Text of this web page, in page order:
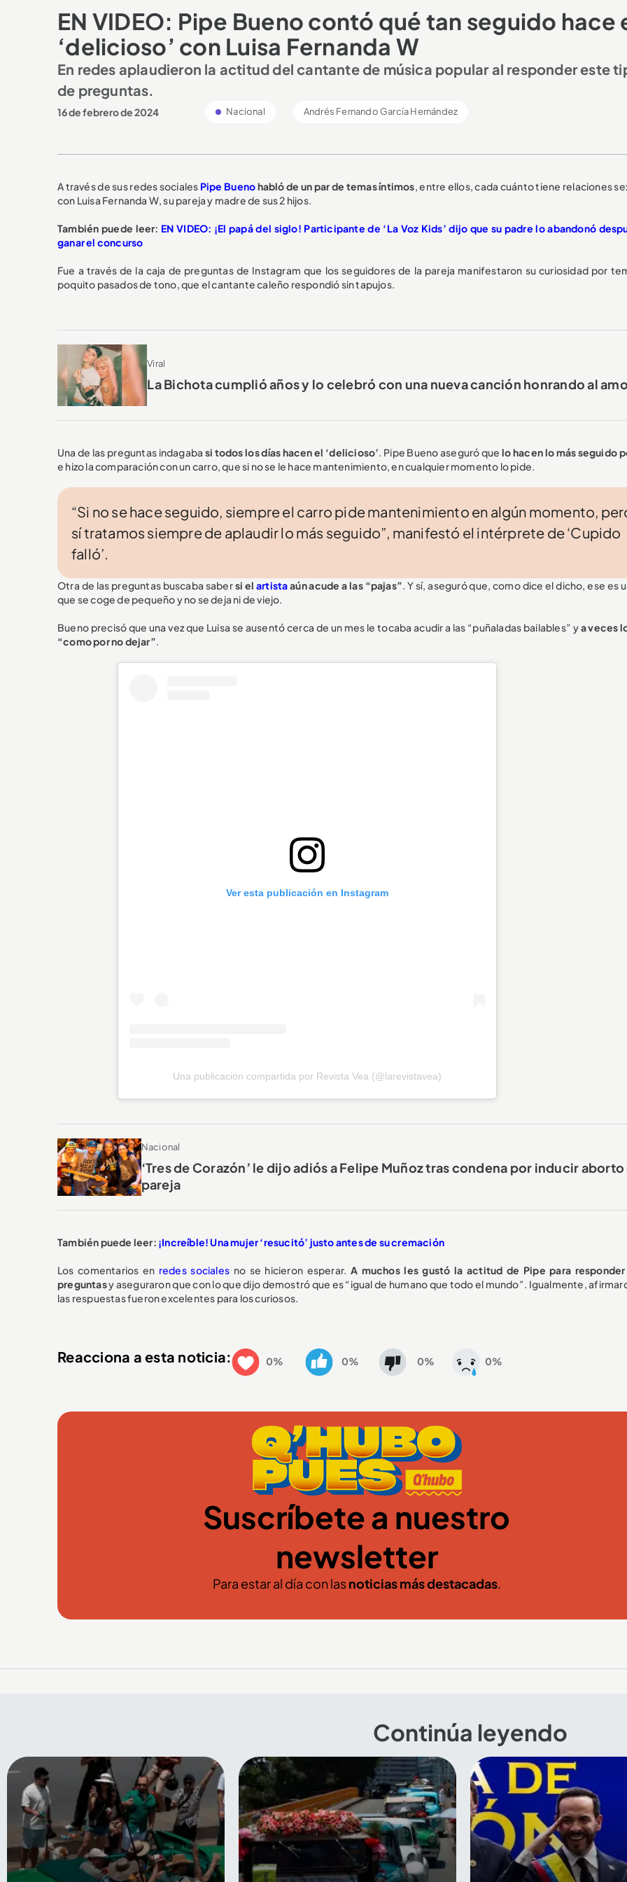
EN VIDEO: Pipe Bueno contó qué tan seguido hace
‘delicioso’ con Luisa Fernanda W
En redes aplaudieron la actitud del cantante de música popular al responder este
de preguntas.
16 de febrero de 2024 Nacional Andrés Fernando García Hernández
A través de sus redes sociales Pipe Buenohabló de un par de temas íntimos, entre ellos, cada cuánto tiene relaciones
con Luisa Fernanda W, su pareja y madre de sus 2 hijos.
También puede leer: EN VIDEO: ¡El papá del siglo! Participante de ‘La Voz Kids’ dijo que su padre lo abandonó
ganar el concurso
Fue a través de la caja de preguntas de Instagram que los seguidores de la pareja manifestaron su curiosidad por
poquito pasados de tono, que el cantante caleño respondió sin tapujos.
Viral
La Bichota cumplió años y lo celebró con una nueva canción honrando al
Una de las preguntas indagaba si todos los días hacen el ‘delicioso’. Pipe Bueno aseguró quelo hacen lo más seguido
e hizo la comparación con un carro, que si no se le hace mantenimiento, en cualquier momento lo pide.
“Si no se hace seguido, siempre el carro pide mantenimiento en algún momento,
sí tratamos siempre de aplaudir lo más seguido”, manifestó el intérprete de ‘Cupido
falló’.
Otra de las preguntas buscaba sabersi el artistaaún acude a las “pajas”. Y sí, aseguró que, como dice el dicho, ese es
que se coge de pequeño y no se deja ni de viejo.
Bueno precisó que una vez que Luisa se ausentó cerca de un mes le tocaba acudir a las “puñaladas bailables” ya veces
“como por no dejar”.
Ver esta publicación en Instagram
Una publicación compartida por Revista Vea (@larevistavea)
Nacional
‘Tres de Corazón’ le dijo adiós a Felipe Muñoz tras condena por inducir aborto
pareja
También puede leer: ¡Increíble! Una mujer ‘resucitó’ justo antes de su cremación
Los comentarios en redes sociales no se hicieron esperar. A muchos les gustó la actitud de Pipe para
preguntasy aseguraron que con lo que dijo demostró que es “igual de humano que todo el mundo”. Igualmente,
las respuestas fueron excelentes para los curiosos.
Reacciona a esta noticia: 0% 0% 0% 0%
Suscríbete a nuestro
newsletter
Para estar al día con lasnoticias más destacadas.
Continúa leyendo